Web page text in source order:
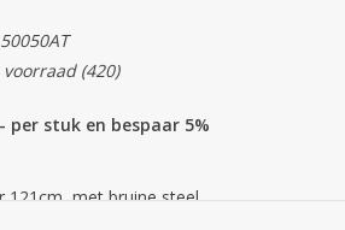
voorraad(420)
per stuk en bespaar 5%
121cm, met bruine steel